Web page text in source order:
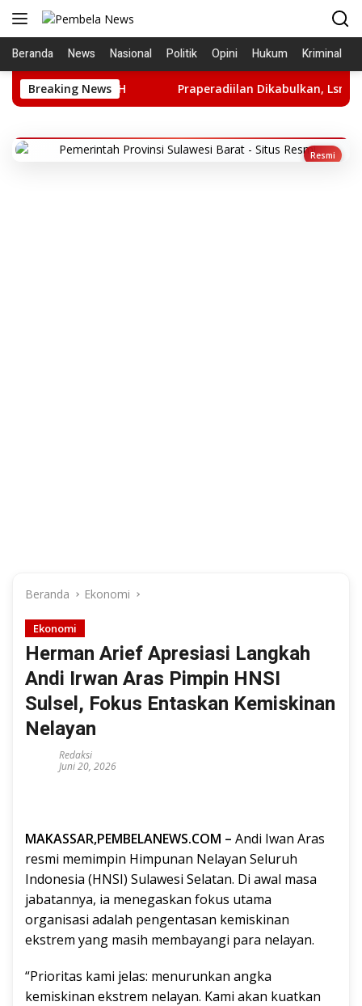
Langsung
Beranda News Nasional Politik Opini Hukum Kriminal
Breaking News
Ke APH Praperadiilan Dikabulkan, Lsm LIRA:
Beranda Ekonomi
Ekonomi
Herman Arief Apresiasi Langkah
Andi Irwan Aras Pimpin HNSI
Sulsel, Fokus Entaskan Kemiskinan
Nelayan
Redaksi
Juni 20, 2026
MAKASSAR,PEMBELANEWS.COM – Andi Iwan Aras
resmi memimpin Himpunan Nelayan Seluruh
Indonesia (HNSI) Sulawesi Selatan. Di awal masa
jabatannya, ia menegaskan fokus utama
organisasi adalah pengentasan kemiskinan
ekstrem yang masih membayangi para nelayan.
“Prioritas kami jelas: menurunkan angka
kemiskinan ekstrem nelayan. Kami akan kuatkan